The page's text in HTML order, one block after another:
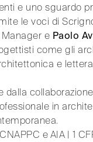
e uno sguardo
le voci di
e Paolo
come gli
e
dalla
in
e AIA | 1